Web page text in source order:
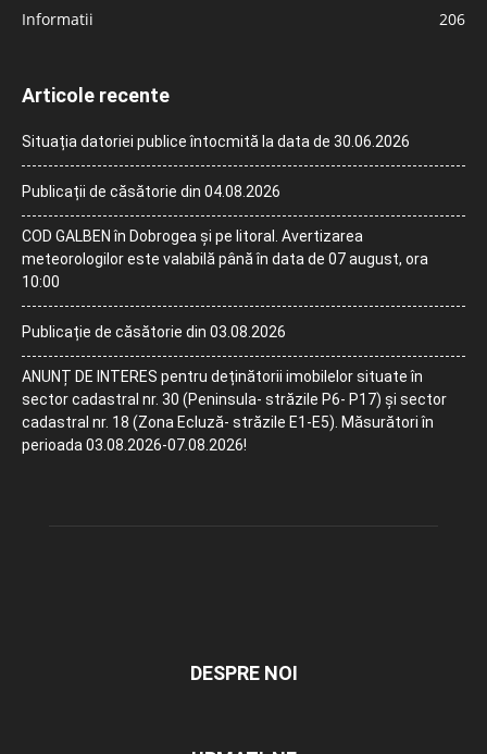
Informatii
206
Articole recente
Situația datoriei publice întocmită la data de 30.06.2026
Publicații de căsătorie din 04.08.2026
COD GALBEN în Dobrogea și pe litoral. Avertizarea
meteorologilor este valabilă până în data de 07 august, ora
10:00
Publicație de căsătorie din 03.08.2026
ANUNȚ DE INTERES pentru deținătorii imobilelor situate în
sector cadastral nr. 30 (Peninsula- străzile P6- P17) și sector
cadastral nr. 18 (Zona Ecluză- străzile E1-E5). Măsurători în
perioada 03.08.2026-07.08.2026!
DESPRE NOI